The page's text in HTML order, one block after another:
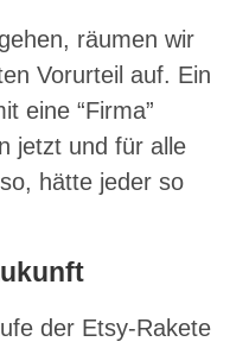
räumen wir
Vorurteil auf. Ein
eine “Firma”
jetzt und für alle
hätte jeder so
der Etsy-Rakete